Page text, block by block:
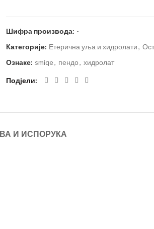
Шифра производа: -
Категорије: Етерична уља и хидролати,
Ознаке: smiqe, пендо, хидролат
Подјели
И ИСПОРУКА